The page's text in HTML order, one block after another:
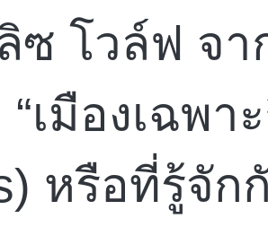
ซ โวล์ฟ จา
“เมืองเฉพา
หรือที่รู้จัก